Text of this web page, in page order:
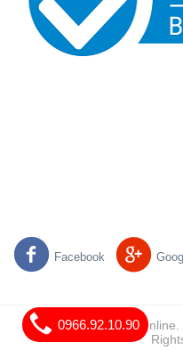
0966.92.10.90
Facebook
Gốm Sứ Bát Tràng